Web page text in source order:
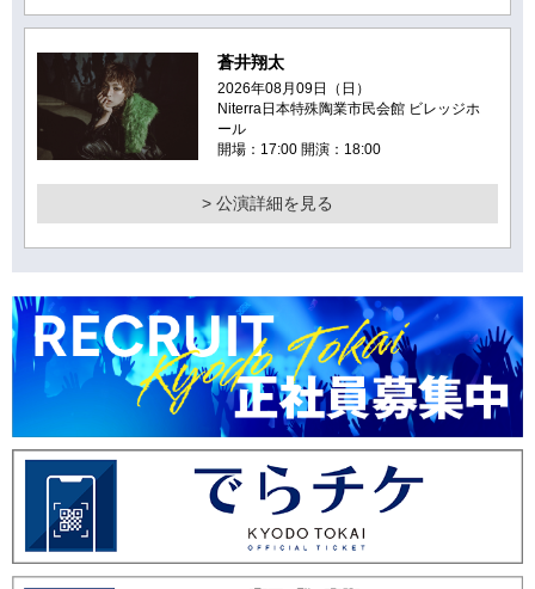
蒼井翔太
2026年08月09日（日）
Niterra日本特殊陶業市民会館 ビレッジホ
ール
開場：17:00 開演：18:00
> 公演詳細を見る